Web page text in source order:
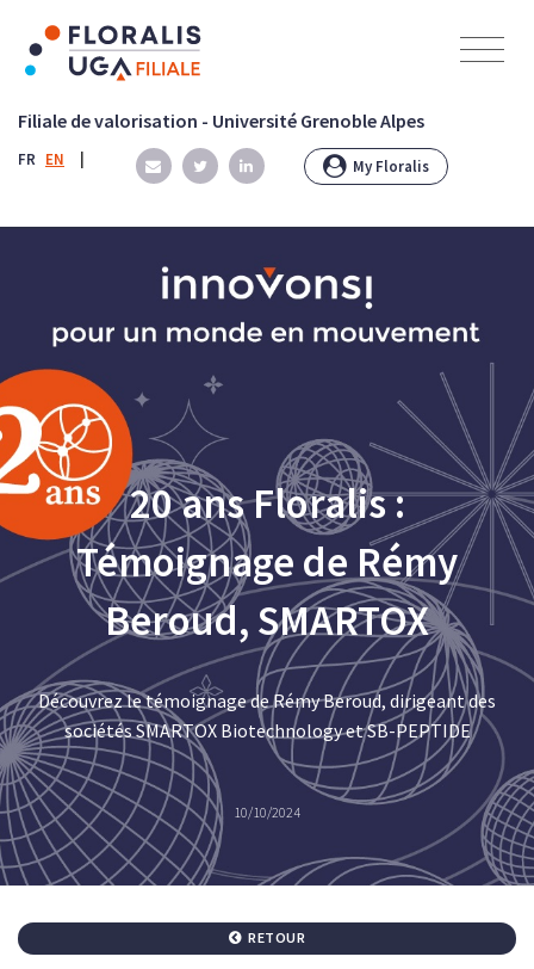
Filiale de valorisation - Université Grenoble Alpes
FR EN My Floralis
20 ans Floralis :
Témoignage de Rémy
Beroud, SMARTOX
Découvrez le témoignage de Rémy Beroud, dirigeant des
sociétés SMARTOX Biotechnology et SB-PEPTIDE
10/10/2024
RETOUR